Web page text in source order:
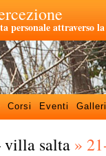
personale attraverso
Corsi Eventi
villa salta »